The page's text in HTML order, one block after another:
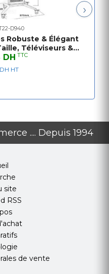
mobile D940
:
›
D940
Robuste & Élégant
Téléviseurs &
TTC
HT
.... Depuis 1994
site
RSS
de vente